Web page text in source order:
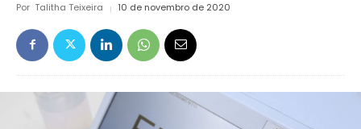
Amazônia
Por Talitha Teixeira 10 de novembro de 2020